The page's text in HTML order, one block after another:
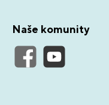
Naše komunity